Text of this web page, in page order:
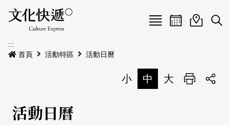
Menu
最新公告
本期專題
活動特區
活動日曆活動地圖
展
:::
首頁
活動特區 活動日曆
小 中 大 列印
活動日曆